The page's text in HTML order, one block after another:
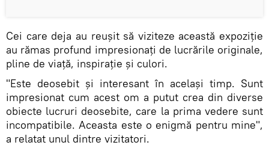
Cei care deja au reușit să viziteze această expoziție
au rămas profund impresionați de lucrările originale,
pline de viață, inspirație și culori.
"Este deosebit și interesant în același timp. Sunt
impresionat cum acest om a putut crea din diverse
obiecte lucruri deosebite, care la prima vedere sunt
incompatibile. Aceasta este o enigmă pentru mine",
a relatat unul dintre vizitatori.